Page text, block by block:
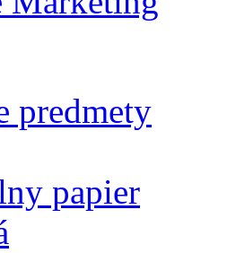
predmety
papier